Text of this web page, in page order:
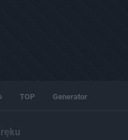
TOP Generator